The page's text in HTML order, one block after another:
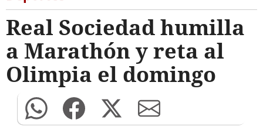
Real Sociedad humilla
a Marathón y reta al
Olimpia el domingo